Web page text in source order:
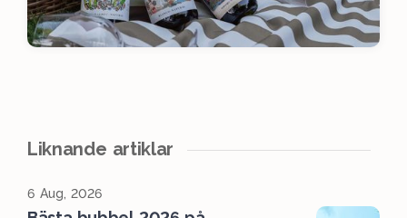
Liknande artiklar
6 Aug, 2026